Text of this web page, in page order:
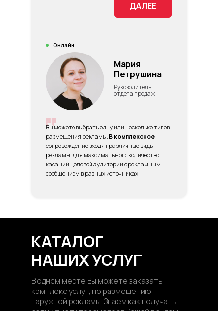
ДАЛЕЕ
Вы можете выбрать одну или несколько типов
размещения рекламы. В комплексное
сопровождение входят различные виды
рекламы, для максимального количество
касаний целевой аудитории с рекламным
сообщением в разных источниках
Мария
Петрушина
Руководитель
отдела продаж
Онлайн
КАТАЛОГ
НАШИХ УСЛУГ
В одном месте Вы можете заказать
комплекс услуг, по размещению
наружной рекламы. Знаем как получать